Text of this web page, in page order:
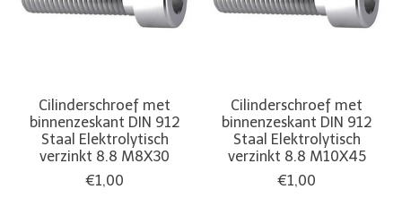
Cilinderschroef met
binnenzeskant DIN 912
Staal Elektrolytisch
verzinkt 8.8 M8X30
€1,00
Cilinderschroef met
binnenzeskant DIN 912
Staal Elektrolytisch
verzinkt 8.8 M10X45
€1,00